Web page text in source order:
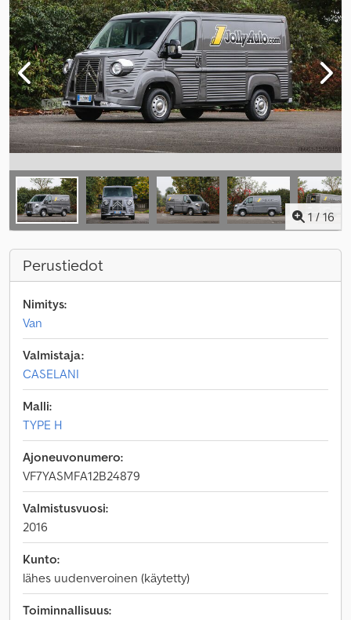
1 / 16
Perustiedot
Nimitys:
Van
Valmistaja:
CASELANI
Malli:
TYPE H
Ajoneuvonumero:
VF7YASMFA12B24879
Valmistusvuosi:
2016
Kunto:
lähes uudenveroinen (käytetty)
Toiminnallisuus: